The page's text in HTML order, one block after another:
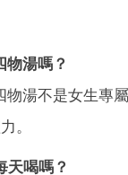
物湯嗎？
物湯不是女生專
。
天喝嗎？